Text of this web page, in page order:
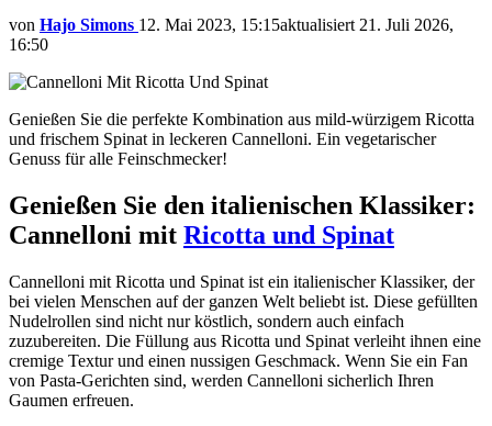
von Hajo Simons 12. Mai 2023, 15:15aktualisiert 21. Juli 2026,
16:50
Genießen Sie die perfekte Kombination aus mild-würzigem Ricotta
und frischem Spinat in leckeren Cannelloni. Ein vegetarischer
Genuss für alle Feinschmecker!
Genießen Sie den italienischen Klassiker:
Cannelloni mit Ricotta und Spinat
Cannelloni mit Ricotta und Spinat ist ein italienischer Klassiker, der
bei vielen Menschen auf der ganzen Welt beliebt ist. Diese gefüllten
Nudelrollen sind nicht nur köstlich, sondern auch einfach
zuzubereiten. Die Füllung aus Ricotta und Spinat verleiht ihnen eine
cremige Textur und einen nussigen Geschmack. Wenn Sie ein Fan
von Pasta-Gerichten sind, werden Cannelloni sicherlich Ihren
Gaumen erfreuen.